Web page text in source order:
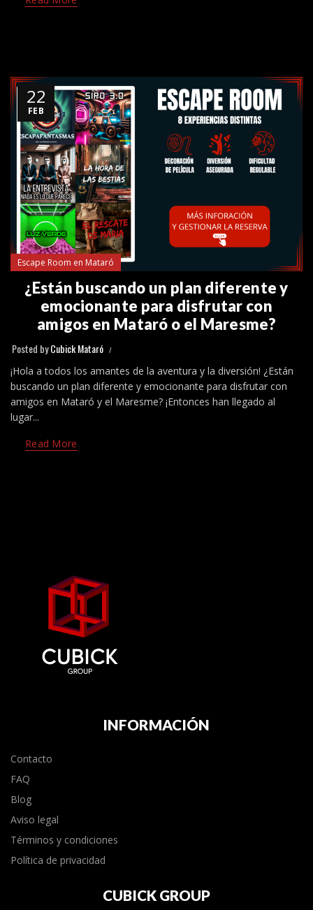
22
FEB
Escape Room en Mataró
¿Están buscando un plan diferente y
emocionante para disfrutar con
amigos en Mataró o el Maresme?
Posted byCubick Mataró
¡Hola a todos los amantes de la aventura y la diversión! ¿Están
buscando un plan diferente y emocionante para disfrutar con
amigos en Mataró y el Maresme? ¡Entonces han llegado al
lugar...
Read More
INFORMACIÓN
Contacto
FAQ
Blog
Aviso legal
Términos y condiciones
Política de privacidad
CUBICK GROUP